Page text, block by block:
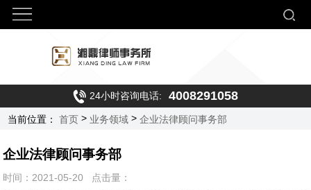
24小时咨询电话: 4008291058
当前位置： 首页 > 业务领域 >企业法律顾问事务部
企业法律顾问事务部
时间：2021-05-20 点击量：